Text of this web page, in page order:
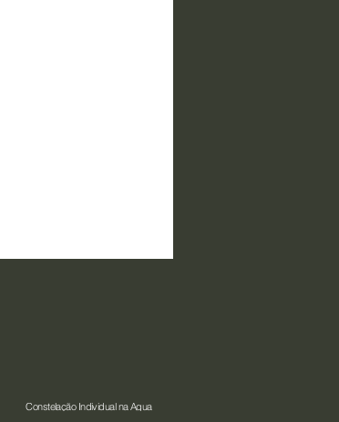
Constelação Individual na Água